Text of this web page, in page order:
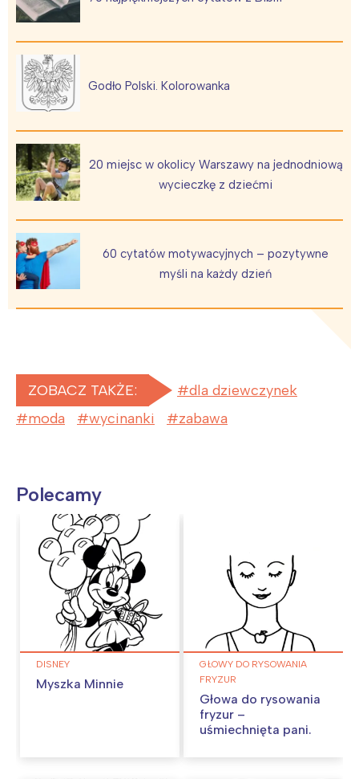
Godło Polski. Kolorowanka
20 miejsc w okolicy Warszawy na jednodniową
wycieczkę z dziećmi
60 cytatów motywacyjnych – pozytywne
myśli na każdy dzień
ZOBACZ TAKŻE:
dla dziewczynek
moda
wycinanki zabawa
Polecamy
DISNEY
Myszka Minnie
GŁOWY DO RYSOWANIA
FRYZUR
Głowa do rysowania
fryzur –
uśmiechnięta pani.
Trójmiasto
Poznań
Wrocław
Północ